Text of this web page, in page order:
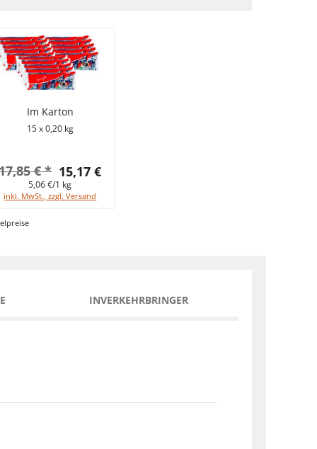
Im Karton
15 x 0,20 kg
15,17 €
€ *
5,06 €/1 kg
inkl. MwSt., zzgl. Versand
INVERKEHRBRINGER